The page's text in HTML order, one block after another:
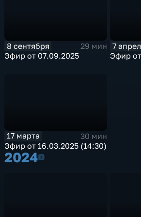
8 сентября
29 мин
Эфир от 07.09.2025
7
Эфир
17 марта
30 мин
Эфир от 16.03.2025 (14:30)
20242024